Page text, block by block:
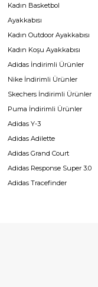
Kadın Basketbol
Ayakkabısı
Kadın Outdoor Ayakkabısı
Kadın Koşu Ayakkabısı
Adidas İndirimli Ürünler
Nike İndirimli Ürünler
Skechers İndirimli Ürünler
Puma İndirimli Ürünler
Adidas Y-3
Adidas Adilette
Adidas Grand Court
Adidas Response Super 3.0
Adidas Tracefinder